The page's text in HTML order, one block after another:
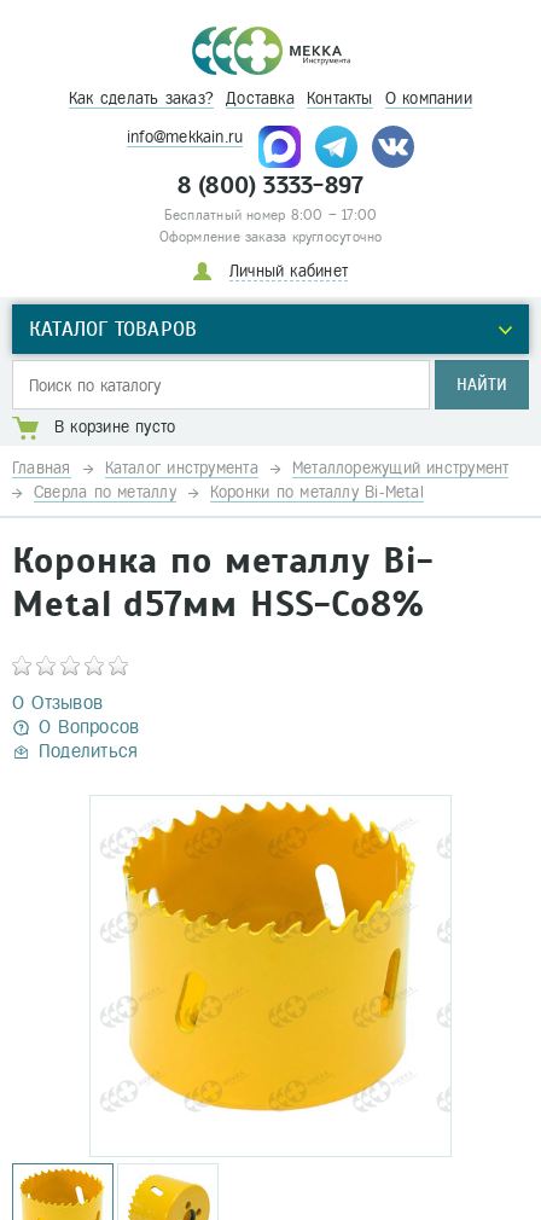
Как сделать заказ? Доставка Контакты О компании
info@mekkain.ru
8 (800) 3333-897
Бесплатный номер 8:00 – 17:00
Оформление заказа круглосуточно
Личный кабинет
КАТАЛОГ ТОВАРОВ
НАЙТИ
В корзине пусто
Главная Каталог инструмента
Металлорежущий инструмент
Сверла по металлу
Коронки по металлу Bi-Metal
Коронка по металлу Bi-
Metal d57мм HSS-Co8%
0 Отзывов
0 Вопросов
Поделиться